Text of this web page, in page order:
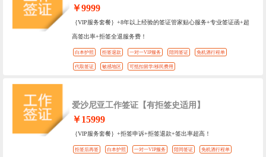
￥9999
｛VIP服务套餐｝+8年以上经验的签证管家贴心服务+专业签证函+超
高签出率+拒签全退服务费！
白本护照 拒签退款 一对一VIP服务 陪同签证 免机酒行程单
代取签证 敏感地区 可抵扣留学/移民费用
爱沙尼亚工作签证【有拒签史适用】
￥15999
｛VIP服务套餐｝+拒签申诉+拒签退款+签出率超高！
拒签后再签 白本护照 一对一VIP服务 陪同签证 免机酒行程单